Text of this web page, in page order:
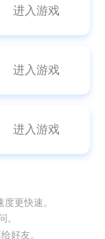
进入游戏
进入游戏
进入游戏
更快速。
。
好友。